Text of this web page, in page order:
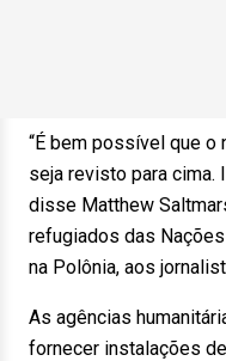
“É bem possível que
seja revisto para cima.
disse Matthew
refugiados das
na Polônia, aos
As agências
fornecer instalações